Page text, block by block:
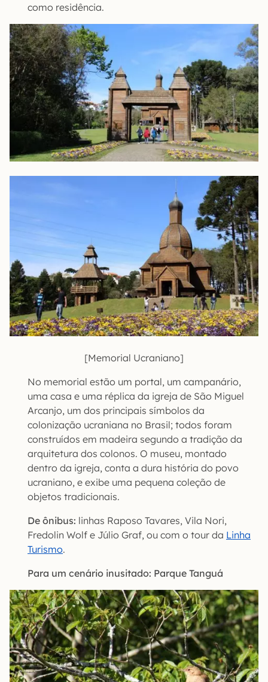
como residência.
[Memorial Ucraniano]
No memorial estão um portal, um campanário,
uma casa e uma réplica da igreja de São Miguel
Arcanjo, um dos principais símbolos da
colonização ucraniana no Brasil; todos foram
construídos em madeira segundo a tradição da
arquitetura dos colonos. O museu, montado
dentro da igreja, conta a dura história do povo
ucraniano, e exibe uma pequena coleção de
objetos tradicionais.
De ônibus: linhas Raposo Tavares, Vila Nori,
Fredolin Wolf e Júlio Graf, ou com o tour da Linha
Turismo.
Para um cenário inusitado: Parque Tanguá